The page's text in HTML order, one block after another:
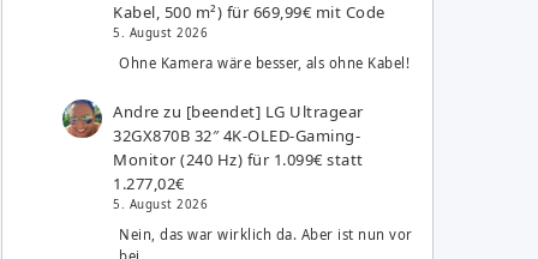
Kabel, 500 m²) für 669,99€ mit Code
5. August 2026
Ohne Kamera wäre besser, als ohne Kabel!
Andre zu [beendet] LG Ultragear
32GX870B 32″ 4K-OLED-Gaming-
Monitor (240 Hz) für 1.099€ statt
1.277,02€
5. August 2026
Nein, das war wirklich da. Aber ist nun vor